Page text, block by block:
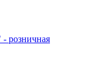
розничная